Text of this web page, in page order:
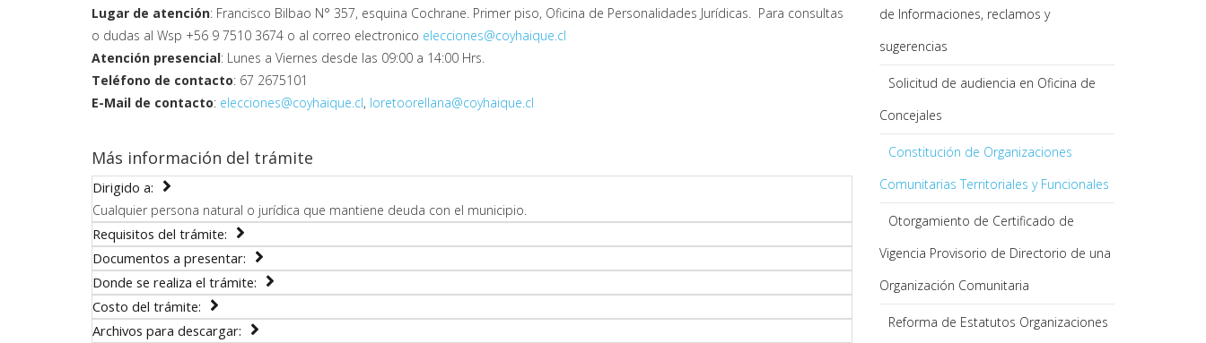
Lugar de atención: Francisco Bilbao N° 357, esquina Cochrane. Primer piso, Oficina de Personalidades Jurídicas. Para consultas
o dudas al Wsp +56 9 7510 3674 o al correo electronico elecciones@coyhaique.cl
Atención presencial: Lunes a Viernes desde las 09:00 a 14:00 Hrs.
Teléfono de contacto: 67 2675101
E-Mail de contacto: elecciones@coyhaique.cl, loretoorellana@coyhaique.cl
Más información del trámite
Dirigido a:
Cualquier persona natural o jurídica que mantiene deuda con el municipio.
Requisitos del trámite:
Documentos a presentar:
Donde se realiza el trámite:
Costo del trámite:
Archivos para descargar:
de Informaciones, reclamos y
sugerencias
Solicitud de audiencia en Oficina de
Concejales
Constitución de Organizaciones
Comunitarias Territoriales y Funcionales
Otorgamiento de Certificado de
Vigencia Provisorio de Directorio de una
Organización Comunitaria
Reforma de Estatutos Organizaciones